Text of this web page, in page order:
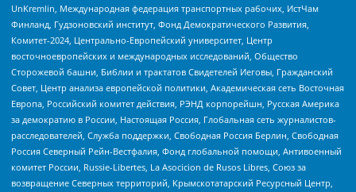
UnKremlin, Международная федерация транспортных рабочих, ИстЧам
Финланд, Гудзоновский институт, Фонд Демократического Развития,
Комитет-2024, Центрально-Европейский университет, Центр
восточноевропейских и международных исследований, Общество
Сторожевой башни, Библии и трактатов Свидетелей Иеговы, Гражданский
Совет, Центр анализа европейской политики, Академическая сеть Восточная
Европа, Российский комитет действия, РЭНД корпорейшн, Русская Америка
за демократию в России, Настоящая Россия, Глобальная сеть журналистов-
расследователей, Служба поддержки, Свободная Россия Берлин, Свободная
Россия Северный Рейн-Вестфалия, Фонд глобальной помощи, Антивоенный
комитет России, Russie-Libertes, La Asocicion de Rusos Libres, Союз за
возвращение Северных территорий, Крымскотатарский Ресурсный Центр,